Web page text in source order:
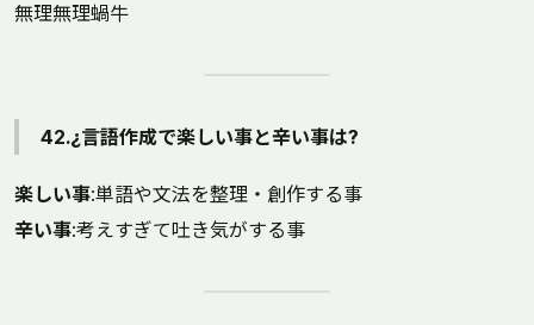
無理無理蝸牛
42.¿言語作成で楽しい事と辛い事は?
楽しい事:単語や文法を整理・創作する事
辛い事:考えすぎて吐き気がする事